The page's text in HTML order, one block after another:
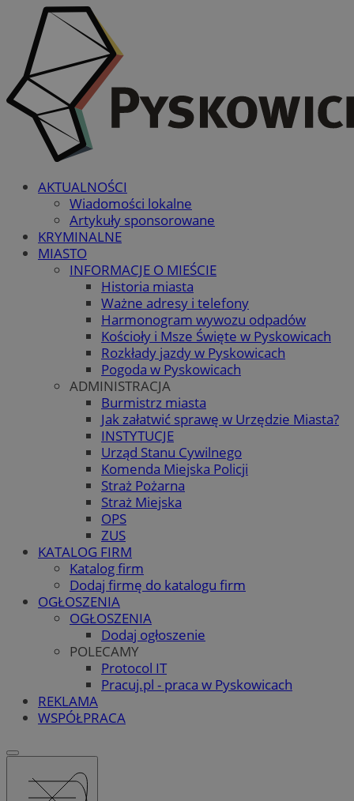
AKTUALNOŚCI
Wiadomości lokalne
Artykuły sponsorowane
KRYMINALNE
MIASTO
INFORMACJE O MIEŚCIE
Historia miasta
Ważne adresy i telefony
Harmonogram wywozu odpadów
Kościoły i Msze Święte w Pyskowicach
Rozkłady jazdy w Pyskowicach
Pogoda w Pyskowicach
ADMINISTRACJA
Burmistrz miasta
Jak załatwić sprawę w Urzędzie Miasta?
INSTYTUCJE
Urząd Stanu Cywilnego
Komenda Miejska Policji
Straż Pożarna
Straż Miejska
OPS
ZUS
KATALOG FIRM
Katalog firm
Dodaj firmę do katalogu firm
OGŁOSZENIA
OGŁOSZENIA
Dodaj ogłoszenie
POLECAMY
Protocol IT
Pracuj.pl - praca w Pyskowicach
REKLAMA
WSPÓŁPRACA